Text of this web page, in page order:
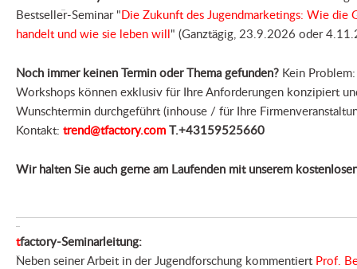
Bestseller-Seminar "Die Zukunft des Jugendmarketings: Wie die
handelt und wie sie leben will" (Ganztägig, 23.9.2026 oder
Noch immer keinen Termin oder Thema gefunden? Kein
Workshops können exklusiv für Ihre Anforderungen konzipiert
Wunschtermin durchgeführt (inhouse / für Ihre
Kontakt: trend@tfactory.com T.+43159525660
Wir halten Sie auch gerne am Laufenden mit unserem
tfactory-Seminarleitung:
Neben seiner Arbeit in der Jugendforschung kommentiert Prof.